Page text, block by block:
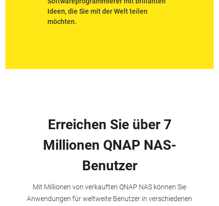
Ideen, die Sie mit der Welt teilen
möchten.
Erreichen Sie über 7
Millionen QNAP NAS-
Benutzer
Mit Millionen von verkauften QNAP NAS können Sie
Anwendungen für weltweite Benutzer in verschiedenen